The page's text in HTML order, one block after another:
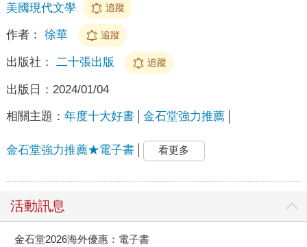
美國現代文學
追蹤
作者： 徐華 追蹤
出版社： 二十張出版 追蹤
出版日： 2024/01/04
相關主題： 年度十大好書 金石堂強力推薦
金石堂強力推薦★電子書 看更多
活動訊息
金石堂2026海外優惠：電子書